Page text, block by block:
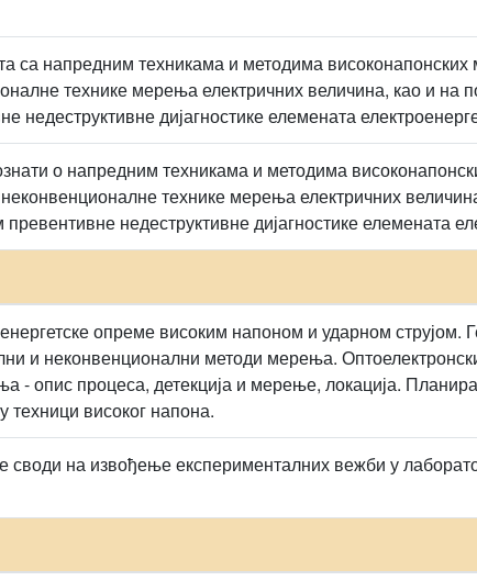
са напредним техникама и методима
технике мерења електричних величина, као и
недеструктивне дијагностике елемената
о напредним техникама и методима
технике мерења електричних
недеструктивне дијагностике елемената
опреме високим напоном и ударном струјом.
и неконвенционални методи мерења.
- опис процеса, детекција и мерење, локација.
техници високог напона.
своди на извођење експерименталних вежби у